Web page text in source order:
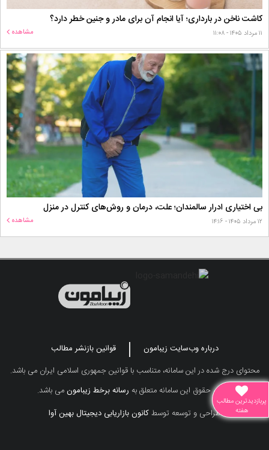
کاشت ناخن در بارداری؛ آیا انجام آن برای مادر و جنین خطر دارد؟
۱۱ مرداد ۱۴۰۵ - ۱۱:۰۸ مشاهده
بی اختیاری ادرار سالمندان؛ علت، درمان و روش‌های کنترل در منزل
۱۲ مرداد ۱۴۰۵ - ۱۴:۱۶ مشاهده
درباره وب‌سایت زیبامون
قوانین بازنشر مطالب
محتوای درج شده در این سامانه، متناسب با قوانین جمهوری اسلامی ایران می باشد.
تمامی حقوق این سامانه متعلق به رسانه برخط زیبامونمی باشد.
طراحی و توسعه توسطکانون بازاریابی دیجیتال بهین آوا
پربازدیدترین مطالب
هفته